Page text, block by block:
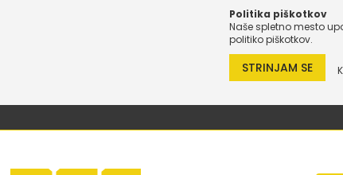
Politika piškotkov
Naše spletno mesto
politiko piškotkov.
STRINJAM SE